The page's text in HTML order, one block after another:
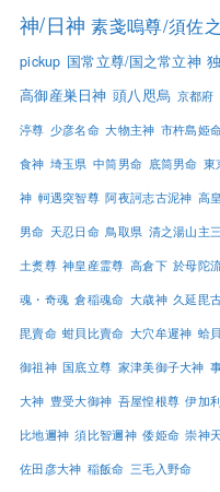
神/日神 素戔嗚尊/須佐
pickup 国常立尊/国之常立神
高御産巣日神 頭八咫烏 京都府
渟尊 少彦名命 大物主神 市杵島姫
食神 埼玉県 中筒男命 底筒男命 東
神 軻遇突智尊 阿夜訶志古泥神 高
男命 天忍日命 鳥取県 清之湯山主
土煑尊 神皇産霊尊 高倉下 於母陀
魂・奇魂 倉稲魂命 大歳神 久延毘
毘賣命 蚶貝比賣命 大穴牟遲神 蛤
御祖神 国底立尊 家津美御子大神
大神 豊受大御神 吾屋惶根尊 伊加
比地邇神 須比智邇神 倭姫命 崇神
佐田彦大神 稲飯命 三毛入野命